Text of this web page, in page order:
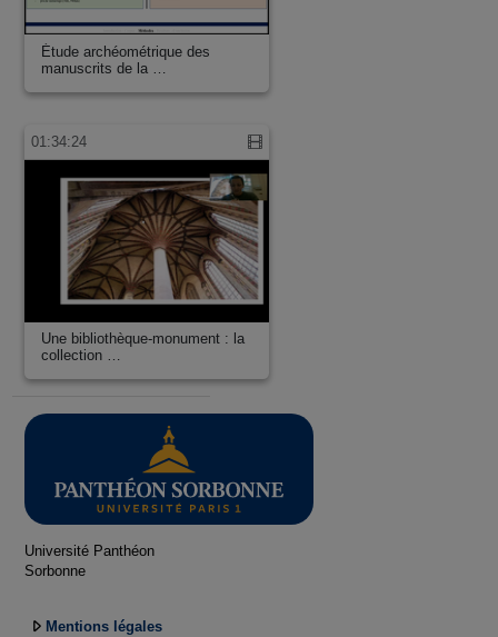
Étude archéométrique des
manuscrits de la …
01:34:24
Une bibliothèque-monument : la
collection …
Université Panthéon
Sorbonne
Mentions légales